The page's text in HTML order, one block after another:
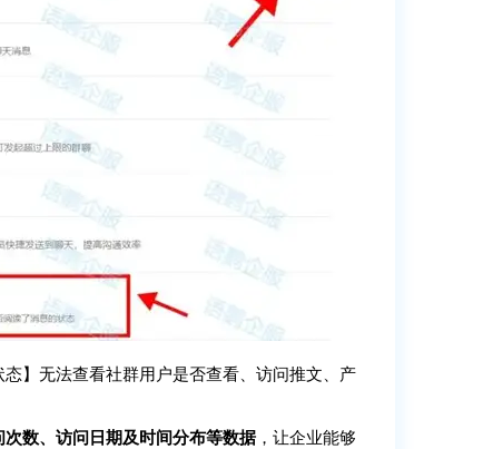
】无法查看社群用户是否查看、访问推文、产
数、访问日期及时间分布等数据 ，让企业能够